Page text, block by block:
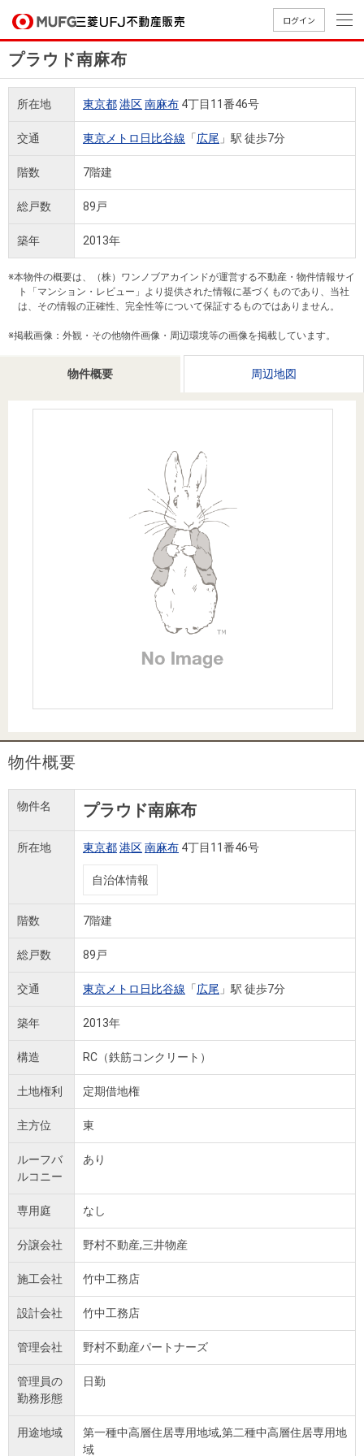
ログイン
買いたいTOP
中古
マン
ショ
ンを
新
築・
中古
一戸
建て
を探
住宅ロー
ンシミュ
レーショ
暮らしの
税金の本
（電子ブ
売りたいTOP
無
料
査
定
売
却
相
談
AI
周辺相場
検索
（電子ブ
ド
店舗案内TOP
店舗のご
案内（首
都圏）
店舗のご
案内（名
古屋）
店舗のご
案内（関
西）
会社情報TOP
ごあいさ
つ
会社概
要
MUFG
Way
ョン
組織図
覧
図
ニュース
リリース
採用情報TOP
新卒採用
情報
キャリア
採用情報
買いたい
売りたい
店舗案内
会社情報
採用情報
法人のお客さま
会員ページ
プラウド南麻布
物件概要 周辺地図
所在地 東京都港区南麻布 4丁目11番46号
交通 東京メトロ日比谷線 「広尾 」駅 徒歩7分
階数 7階建
総戸数 89戸
築年 2013年
※本物件の概要は、（株）ワンノブアカインドが運営する不動産・物件情報サイ
ト「マンション・レビュー」より提供された情報に基づくものであり、当社
は、その情報の正確性、完全性等について保証するものではありません。
※掲載画像：外観・その他物件画像・周辺環境等の画像を掲載しています。
物件概要
物件名 プラウド南麻布
所在地 東京都港区南麻布 4丁目11番46号
自治体情報
階数 7階建
総戸数 89戸
交通 東京メトロ日比谷線 「広尾 」駅 徒歩7分
築年 2013年
構造 RC（鉄筋コンクリート）
土地権利 定期借地権
主方位 東
ルーフバ
ルコニー
あり
専用庭 なし
分譲会社 野村不動産,三井物産
施工会社 竹中工務店
設計会社 竹中工務店
管理会社 野村不動産パートナーズ
管理員の
勤務形態
日勤
用途地域
第一種中高層住居専用地域,第二種中高層住居専用地
域